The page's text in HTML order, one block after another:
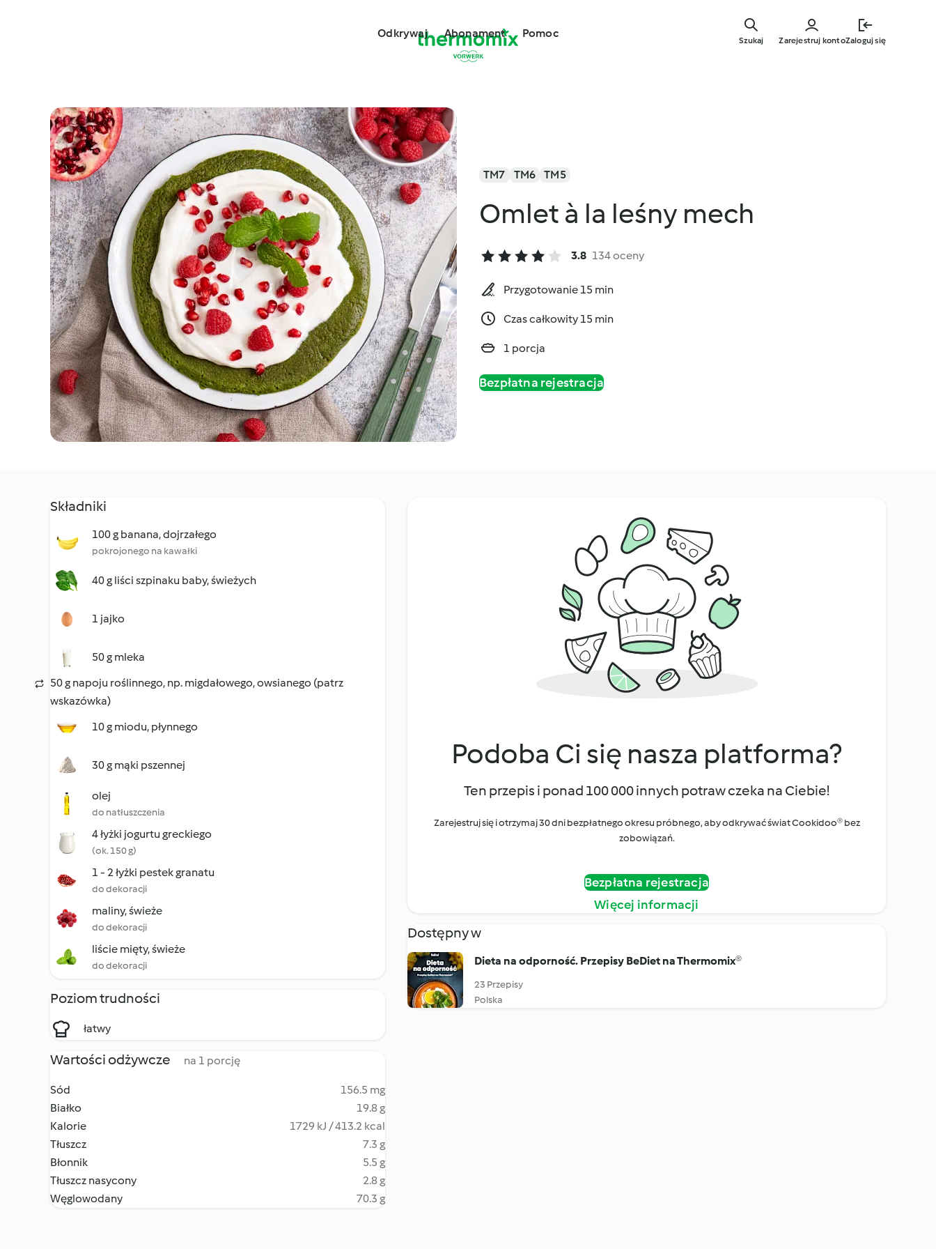
głównej
Odkrywaj Abonament Pomoc
Zarejestruj kontoZaloguj się
Szukaj
TM7 TM6 TM5
Omlet à la leśny mech
3.8 134 oceny
Przygotowanie 15 min
Czas całkowity 15 min
1 porcja
Bezpłatna rejestracja
Składniki
100 g banana, dojrzałego
pokrojonego na kawałki
40 g liści szpinaku baby, świeżych
1 jajko
50 g mleka
50 g napoju roślinnego, np. migdałowego, owsianego (patrz
wskazówka)
10 g miodu, płynnego
30 g mąki pszennej
olej
do natłuszczenia
4 łyżki jogurtu greckiego
(ok. 150 g)
1 - 2 łyżki pestek granatu
do dekoracji
maliny, świeże
do dekoracji
liście mięty, świeże
do dekoracji
Poziom trudności
łatwy
Wartości odżywcze na 1 porcję
Sód
156.5 mg
Białko
19.8 g
Kalorie
1729 kJ / 413.2 kcal
Tłuszcz
7.3 g
Błonnik
5.5 g
Tłuszcz nasycony
2.8 g
Węglowodany
70.3 g
Podoba Ci się nasza platforma?
Ten przepis i ponad 100 000 innych potraw czeka na Ciebie!
Zarejestruj się i otrzymaj 30 dni bezpłatnego okresu próbnego, aby odkrywać świat Cookidoo® bez
zobowiązań.
Bezpłatna rejestracja
Więcej informacji
Dostępny w
Dieta na odporność. Przepisy BeDiet na Thermomix®
23 Przepisy
Polska